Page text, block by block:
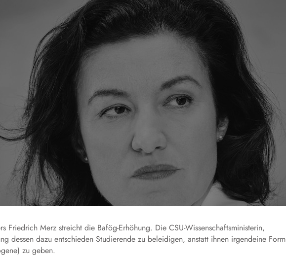
Friedrich Merz streicht die Bafög-Erhöhung. Die CSU-Wissenschaftsministerin,
dessen dazu entschieden Studierende zu beleidigen, anstatt ihnen irgendeine Form
zu geben.